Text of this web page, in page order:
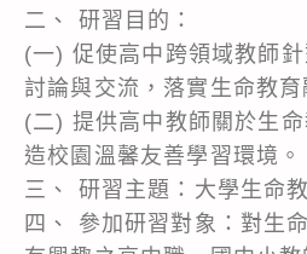
二、 研習目的：
(一) 促使高中跨領域教師
討論與交流，落實生命教育
(二) 提供高中教師關於生
造校園溫馨友善學習環境。
三、 研習主題：大學生命
四、 參加研習對象：對生